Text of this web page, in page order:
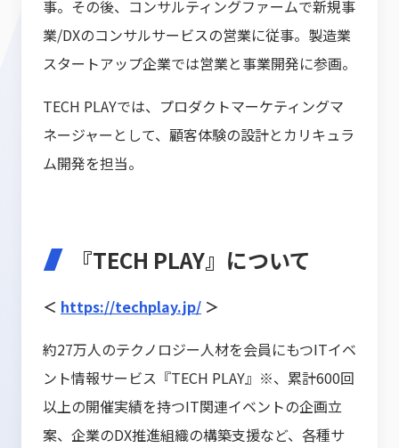
事。その後、コンサルティングファームで新規事
業/DXのコンサルサービスの営業に従事。製造業
スタートアップ企業では営業と事業開発に参画。
TECH PLAYでは、プロダクトマーケティングマ
ネージャーとして、顧客体験の設計とカリキュラ
ム開発を担当。
『TECH PLAY』について
＜ https://techplay.jp/ ＞
約27万人のテクノロジー人材を会員にもつITイベ
ント情報サービス『TECH PLAY』※、累計600回
以上の開催実績を持つIT関連イベントの企画立
案、企業のDX推進組織の構築支援など、各種サ